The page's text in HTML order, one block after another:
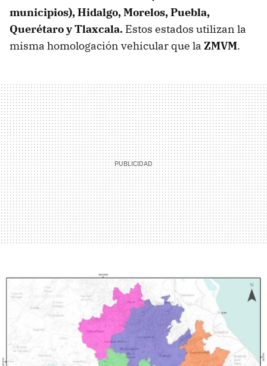
municipios), Hidalgo, Morelos, Puebla,
Querétaro y Tlaxcala. Estos estados utilizan la
misma homologación vehicular que la ZMVM.